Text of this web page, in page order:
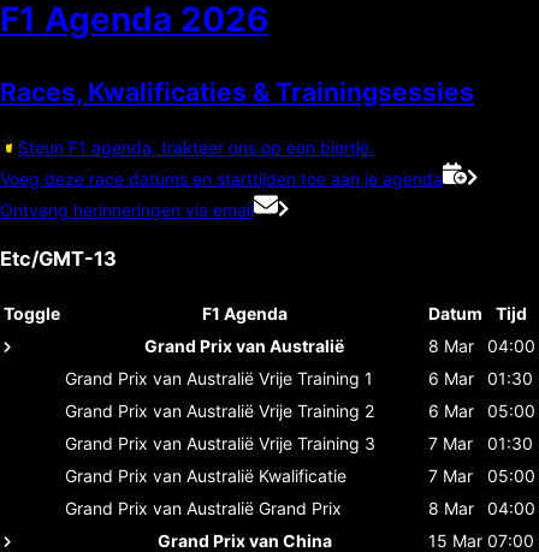
F1 Agenda 2026
Races, Kwalificaties & Trainingsessies
Steun F1 agenda, trakteer ons op een biertje.
Voeg deze race datums en starttijden toe aan je agenda
Ontvang herinneringen via email
Etc/GMT-13
Toggle F1 Agenda Datum
Tijd
Grand Prix van Australië
8 Mar
04:00
Grand Prix van Australië Vrije Training 1 6 Mar
01:30
Grand Prix van Australië Vrije Training 2 6 Mar
05:00
Grand Prix van Australië Vrije Training 3 7 Mar
01:30
Grand Prix van Australië Kwalificatie 7 Mar
05:00
Grand Prix van Australië Grand Prix 8 Mar
04:00
Grand Prix van China
15 Mar 07:00